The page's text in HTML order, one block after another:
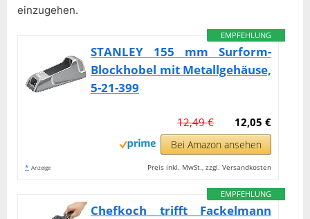
einzugehen.
EMPFEHLUNG
STANLEY 155 mm Surform-
Blockhobel mit Metallgehäuse,
5-21-399
12,05 €
12,49 €
Bei Amazon ansehen
* Anzeige Preis inkl. MwSt., zzgl. Versandkosten
EMPFEHLUNG
Chefkoch trifft Fackelmann